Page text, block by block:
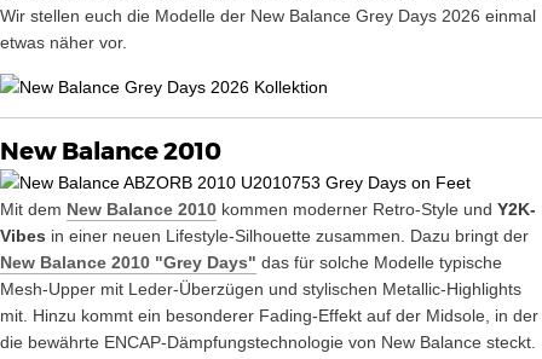
Wir stellen euch die Modelle der New Balance Grey Days 2026 einmal
etwas näher vor.
New Balance 2010
Mit dem New Balance 2010 kommen moderner Retro-Style und Y2K-
Vibes in einer neuen Lifestyle-Silhouette zusammen. Dazu bringt der
New Balance 2010 "Grey Days" das für solche Modelle typische
Mesh-Upper mit Leder-Überzügen und stylischen Metallic-Highlights
mit. Hinzu kommt ein besonderer Fading-Effekt auf der Midsole, in der
die bewährte ENCAP-Dämpfungstechnologie von New Balance steckt.